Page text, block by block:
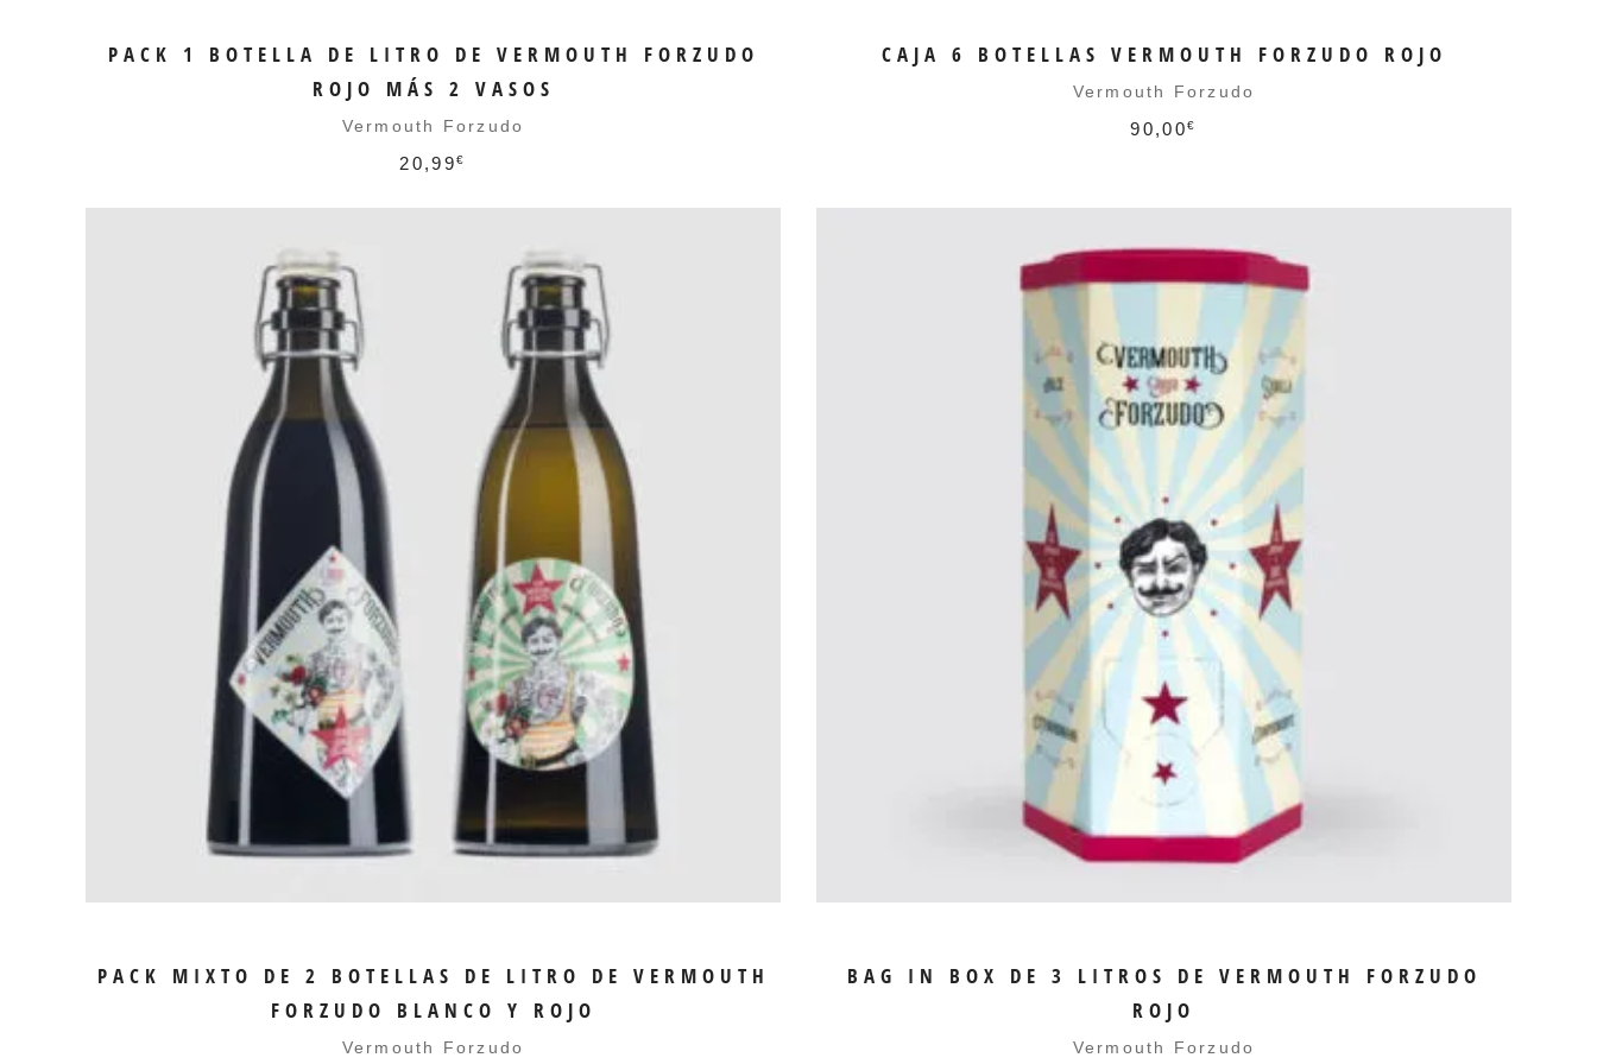
PACK 1 BOTELLA DE LITRO DE VERMOUTH FORZUDO
ROJO MÁS 2 VASOS
Vermouth Forzudo
20,99€
CAJA 6 BOTELLAS VERMOUTH FORZUDO ROJO
Vermouth Forzudo
90,00€
AÑADIR AL CARRITO
PACK MIXTO DE 2 BOTELLAS DE LITRO DE VERMOUTH
FORZUDO BLANCO Y ROJO
Vermouth Forzudo
AÑADIR AL CARRITO
BAG IN BOX DE 3 LITROS DE VERMOUTH FORZUDO
ROJO
Vermouth Forzudo